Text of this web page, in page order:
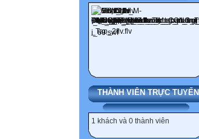
THÀNH VIÊN TRỰC TUYẾN
1 khách và 0 thành viên